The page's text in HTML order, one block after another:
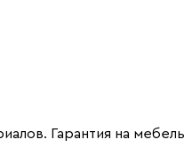
Гарантия на мебель